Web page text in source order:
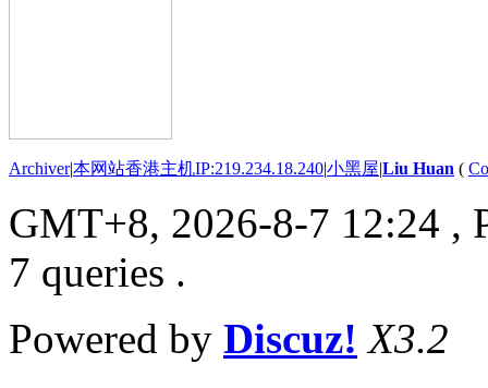
Archiver|本网站香港主机IP:219.234.18.240|小黑屋|Liu Huan (
GMT+8, 2026-8-7 12:24 ,
7 queries .
Powered by Discuz! X3.2